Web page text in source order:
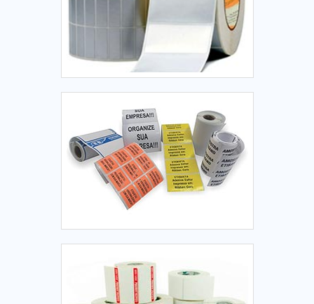
códigos de barras ou QR Codes. 5. Benefícios Vantagens
para o Comércio Custo-benefício: Redução de custos
operacionais, já que não exige tinta nem ribbon. Rapidez:
Impressão térmica rápida, ideal para alta demanda no
ponto de venda. Praticidade: Fácil substituição dos rolos de
etiquetas na balança. Versatilidade: Podem ser
personalizadas para atender às necessidades de diferentes
setores. Cumprimento de normas: As etiquetas podem
conter informações obrigatórias para o consumidor, como
peso, preço e validade, seguindo as leis de rotulagem. 6.
Cuidados com o Armazenamento As etiquetas térmicas são
sensíveis a condições ambientais específicas. Para garantir
a durabilidade das etiquetas armazenadas e a qualidade da
impressão, é importante seguir estas orientações: Evitar
ou umidade excessiva. Proteger de luz forte: Armazenadas
em locais escuros para evitar escurecimento precoce do
papel térmico. 7. Desvantagens das Etiquetas Térmicas